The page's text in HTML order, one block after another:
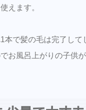
えます。
本で髪の毛は完了して
お風呂上がりの子供